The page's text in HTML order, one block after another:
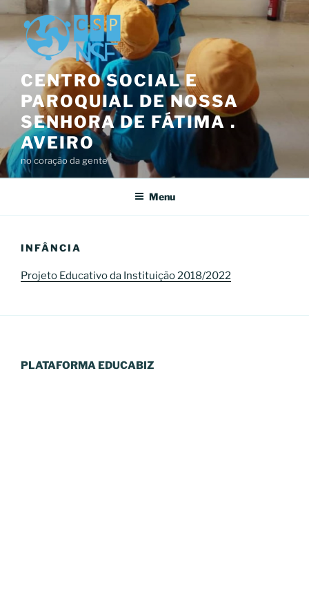
Saltar
o
conteúdo
CENTRO SOCIAL E
PAROQUIAL DE NOSSA
SENHORA DE FÁTIMA .
AVEIRO
no coração da gente
Menu
INFÂNCIA
Projeto Educativo da Instituição 2018/2022
PLATAFORMA EDUCABIZ